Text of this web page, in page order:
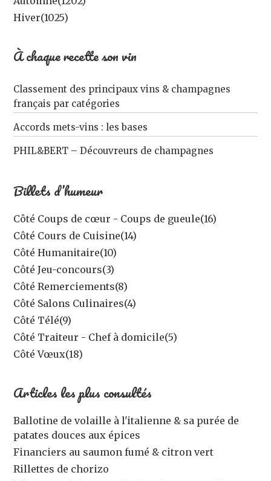
Hiver(1025)
À chaque recette son vin
Classement des principaux vins & champagnes
français par catégories
Accords mets-vins : les bases
PHIL&BERT – Découvreurs de champagnes
Billets d’humeur
Côté Coups de cœur - Coups de gueule(16)
Côté Cours de Cuisine(14)
Côté Humanitaire(10)
Côté Jeu-concours(3)
Côté Remerciements(8)
Côté Salons Culinaires(4)
Côté Télé(9)
Côté Traiteur - Chef à domicile(5)
Côté Vœux(18)
Articles les plus consultés
Ballotine de volaille à l'italienne & sa purée de
patates douces aux épices
Financiers au saumon fumé & citron vert
Rillettes de chorizo